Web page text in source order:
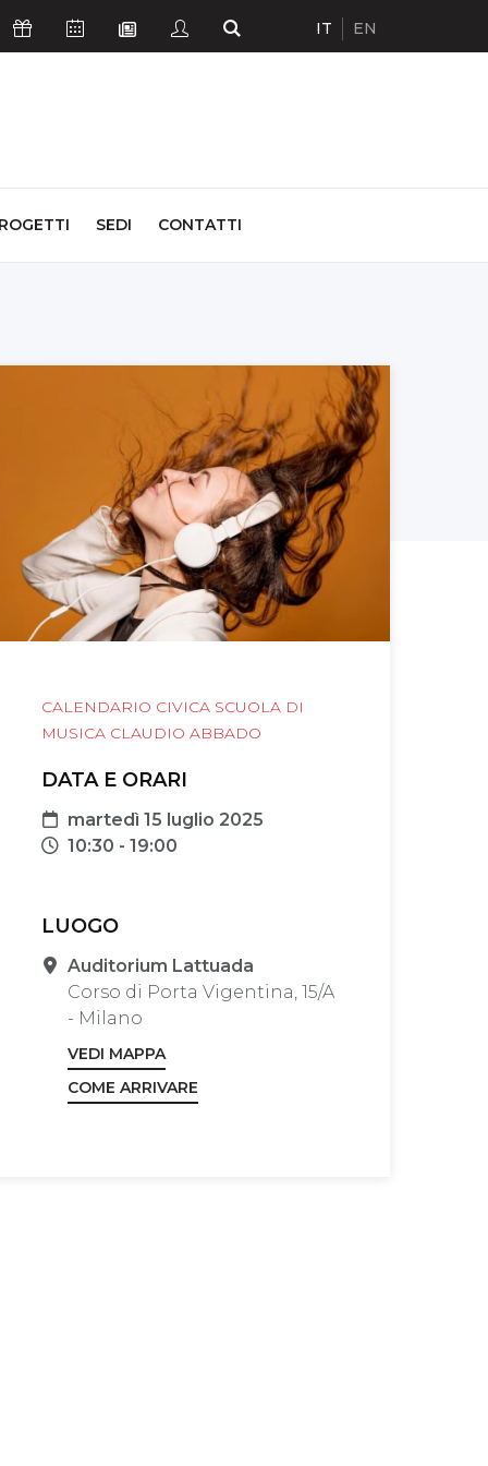
Icona SostieniciIcona Calendario Eventi
Icona Newsletter
Icona StudentiIcona Cerca
IT EN
SEDI CONTATTI
CALENDARIO CIVICA SCUOLA DI
MUSICA CLAUDIO ABBADO
DATA E ORARI
Data
martedì 15 luglio 2025
Orari
10:30 - 19:00
LUOGO
Sede
Auditorium Lattuada
Corso di Porta Vigentina, 15/A
- Milano
VEDI MAPPA
COME ARRIVARE